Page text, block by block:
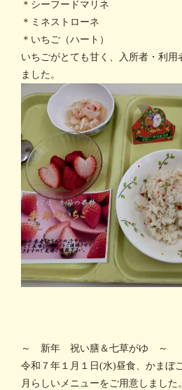
＊シーフードマリネ
＊ミネストローネ
＊いちご（ハート）
いちごがとても甘く、入所者・利
ました。
～ 新年 祝い膳＆七草がゆ ～
令和７年１月１日(水)昼食、かまぼ
月らしいメニューをご用意しました。